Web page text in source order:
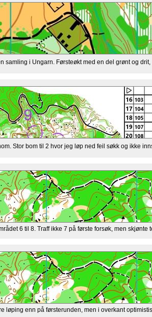
samling i Ungarn. Førsteøkt med en del grønt og
Stor bom til 2 hvor jeg løp ned feil søkk og ikke
6 til 8. Traff ikke 7 på første forsøk, men skjønte
løping enn på førsterunden, men i overkant